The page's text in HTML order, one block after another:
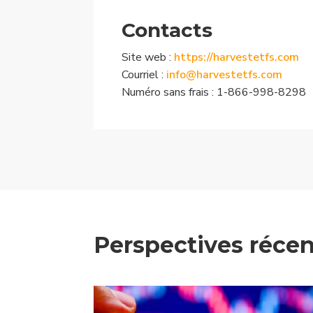
Contacts
Site web : https://harvestetfs.com
Courriel : info@harvestetfs.com
Numéro sans frais : 1-866-998-8298
Perspectives